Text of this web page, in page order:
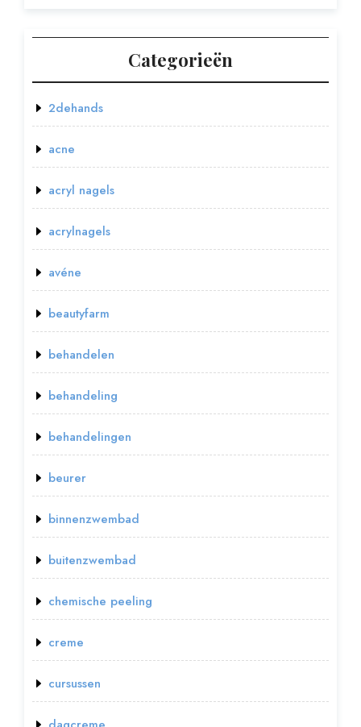
Categorieën
2dehands
acne
acryl nagels
acrylnagels
avéne
beautyfarm
behandelen
behandeling
behandelingen
beurer
binnenzwembad
buitenzwembad
chemische peeling
creme
cursussen